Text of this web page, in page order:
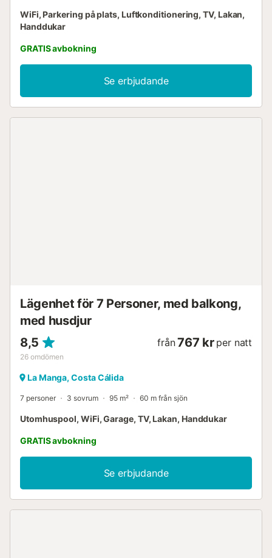
WiFi, Parkering på plats, Luftkonditionering, TV, Lakan,
Handdukar
GRATIS avbokning
Se erbjudande
Lägenhet för 7 Personer, med balkong,
med husdjur
8,5
26 omdömen
från 767 kr per natt
La Manga, Costa Cálida
7 personer 3 sovrum 95 m² 60 m från sjön
Utomhuspool, WiFi, Garage, TV, Lakan, Handdukar
GRATIS avbokning
Se erbjudande